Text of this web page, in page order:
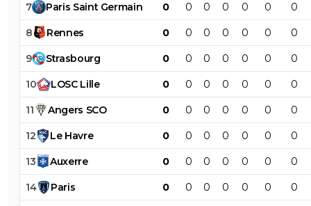
7 Paris Saint Germain 0 0 0 0 0 0 0
8 Rennes 0 0 0 0 0 0 0
9 Strasbourg 0 0 0 0 0 0 0
10 LOSC Lille 0 0 0 0 0 0 0
11 Angers SCO 0 0 0 0 0 0 0
12 Le Havre 0 0 0 0 0 0 0
13 Auxerre 0 0 0 0 0 0 0
14 Paris 0 0 0 0 0 0 0